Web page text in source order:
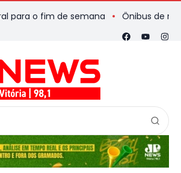
fim de semana Ônibus de romeiros